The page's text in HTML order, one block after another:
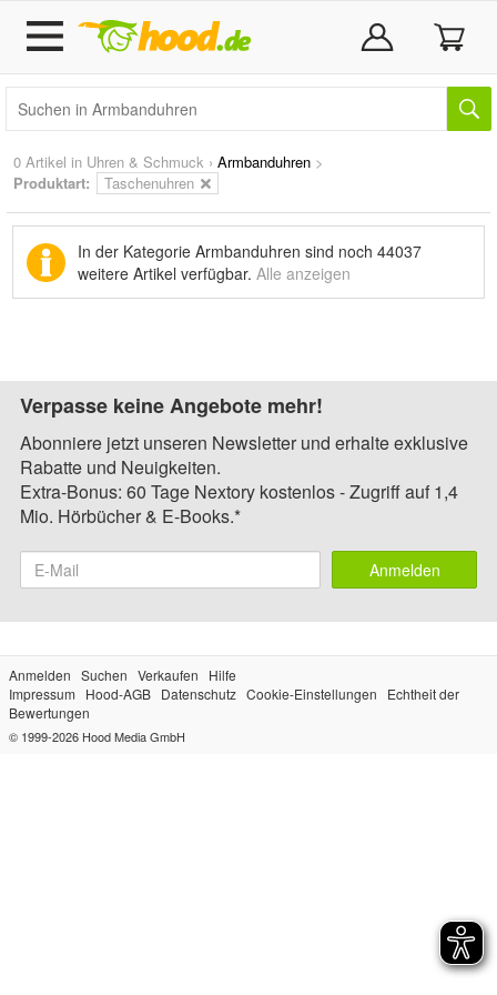
0 Artikel in Uhren & Schmuck › Armbanduhren >
Produktart:
Taschenuhren
In der Kategorie Armbanduhren sind noch 44037
weitere Artikel verfügbar. Alle anzeigen
Verpasse keine Angebote mehr!
Abonniere jetzt unseren Newsletter und erhalte exklusive
Rabatte und Neuigkeiten.
Extra-Bonus: 60 Tage Nextory kostenlos - Zugriff auf 1,4
Mio. Hörbücher & E-Books.*
Anmelden
Anmelden Suchen Verkaufen
Hilfe
Impressum
Hood-AGB Datenschutz Cookie-Einstellungen
Echtheit der
Bewertungen
© 1999-2026 Hood Media GmbH